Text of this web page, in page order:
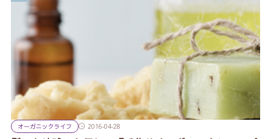
オーガニックライフ 2016-04-28